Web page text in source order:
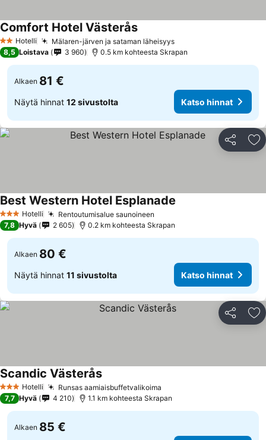
2 Tähtiluokitus
Hotelli Mälaren-järven ja sataman läheisyysKatso hinnat
Comfort Hotel VästeråsKatso hinnat
8,5 Loistava 3 960 0.5 km kohteesta Skrapan
Alkaen 81 €
Näytä hinnat 12 sivustolta Katso hinnat
Jaa
3 Tähtiluokitus
Hotelli Rentoutumisalue saunoineen
Best Western Hotel Esplanade
7,8 Hyvä 2 605 0.2 km kohteesta Skrapan
Alkaen 80 €
Näytä hinnat 11 sivustolta Katso hinnat
Jaa
3 Tähtiluokitus
Hotelli Runsas aamiaisbuffetvalikoima
Scandic VästeråsKatso hinnat
7,7 Hyvä 4 210 1.1 km kohteesta Skrapan
Alkaen 85 €